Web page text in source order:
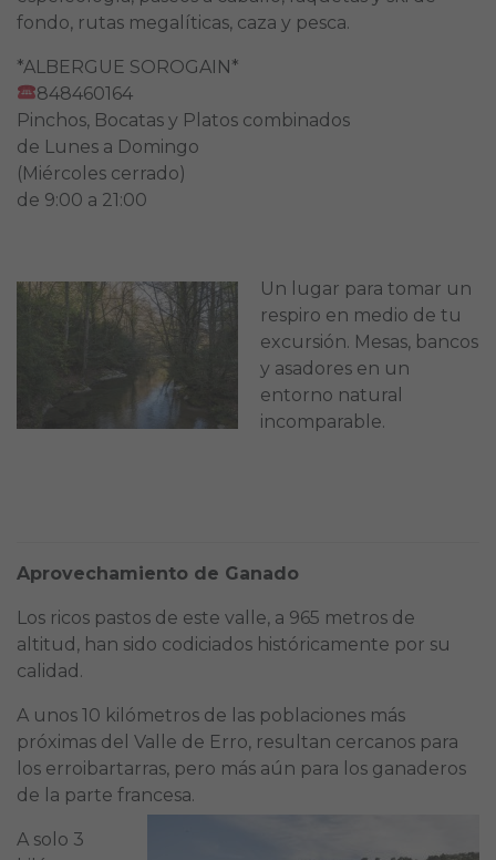
fondo, rutas megalíticas, caza y pesca.
*ALBERGUE SOROGAIN*
848460164
Pinchos, Bocatas y Platos combinados
️de Lunes a Domingo
(Miércoles cerrado)
de 9:00 a 21:00
Un lugar para tomar un
respiro en medio de tu
excursión. Mesas, bancos
y asadores en un
entorno natural
incomparable.
Aprovechamiento de Ganado
Los ricos pastos de este valle, a 965 metros de
altitud, han sido codiciados históricamente por su
calidad.
A unos 10 kilómetros de las poblaciones más
próximas del Valle de Erro, resultan cercanos para
los erroibartarras, pero más aún para los ganaderos
de la parte francesa.
A solo 3